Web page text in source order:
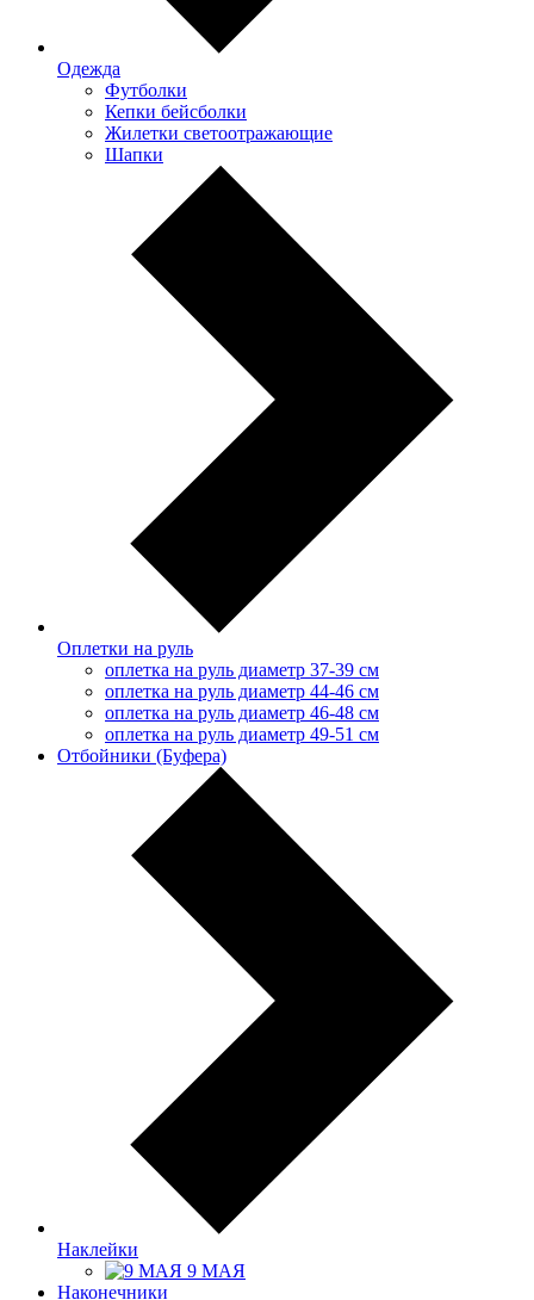
Одежда
Футболки
Кепки бейсболки
Жилетки светоотражающие
Шапки
Оплетки на руль
оплетка на руль диаметр 37-39 см
оплетка на руль диаметр 44-46 см
оплетка на руль диаметр 46-48 см
оплетка на руль диаметр 49-51 см
Отбойники (Буфера)
Наклейки
9 МАЯ
Наконечники